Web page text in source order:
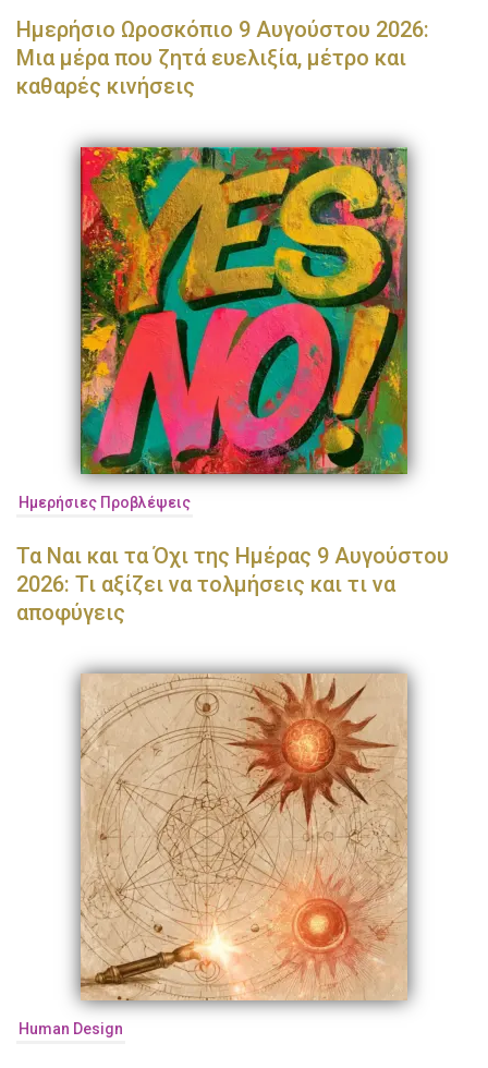
Ημερήσιο Ωροσκόπιο 9 Αυγούστου 2026:
Μια μέρα που ζητά ευελιξία, μέτρο και
καθαρές κινήσεις
Ημερήσιες Προβλέψεις
Τα Ναι και τα Όχι της Ημέρας 9 Αυγούστου
2026: Τι αξίζει να τολμήσεις και τι να
αποφύγεις
Human Design